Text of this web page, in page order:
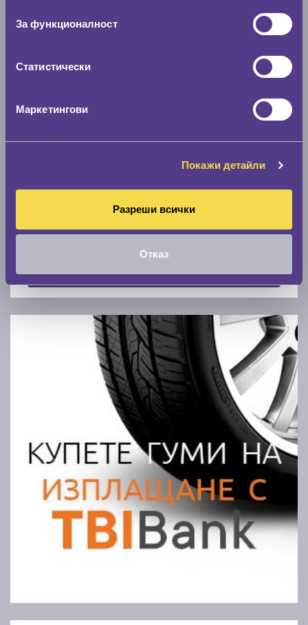
За функционалност
Статистически
Маркетингови
Покажи детайли
Разреши всички
Отказ
Скоростомер при 100
Покажи гуми